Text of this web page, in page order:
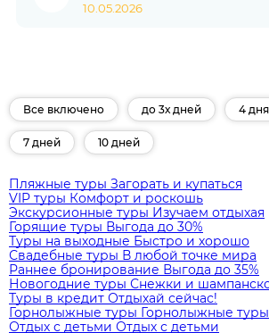
10.05.2026
Все включено до 3х дней 4 дня
7 дней 10 дней
Пляжные туры Загорать и купаться
VIP туры Комфорт и роскошь
Экскурсионные туры Изучаем отдыхая
Горящие туры Выгода до 30%
Туры на выходные Быстро и хорошо
Свадебные туры В любой точке мира
Раннее бронирование Выгода до 35%
Новогодние туры Снежки и
Туры в кредит Отдыхай сейчас!
Горнолыжные туры Горнолыжные туры
Отдых с детьми Отдых с детьми